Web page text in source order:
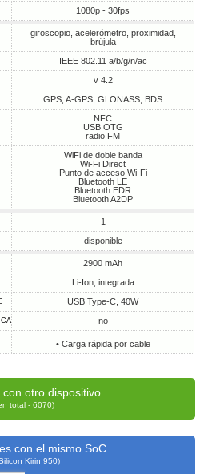
1080p - 30fps
giroscopio, acelerómetro, proximidad,
brújula
IEEE 802.11 a/b/g/n/ac
v 4.2
GPS, A-GPS, GLONASS, BDS
NFC
USB OTG
radio FM
WiFi de doble banda
Wi-Fi Direct
Punto de acceso Wi-Fi
Bluetooth LE
Bluetooth EDR
Bluetooth A2DP
1
disponible
2900 mAh
Li-Ion, integrada
USB Type-C, 40W
no
• Carga rápida por cable
otro dispositivo
total - 6070)
con el mismo SoC
Kirin 950)